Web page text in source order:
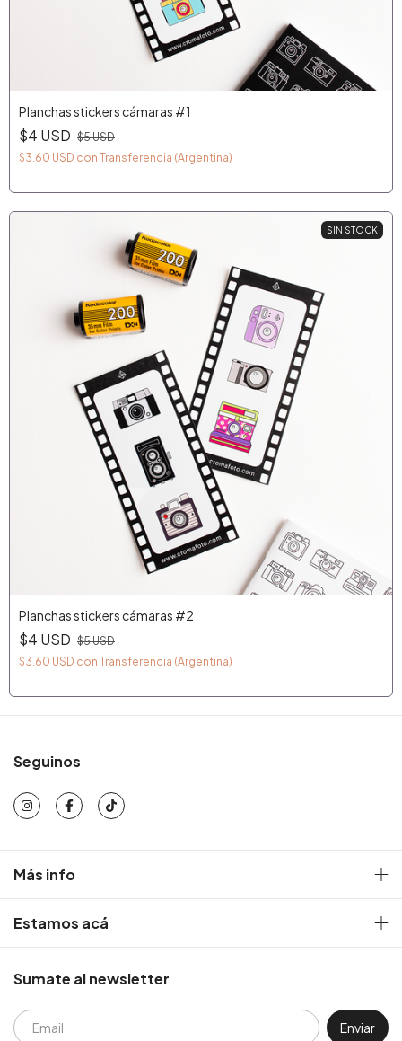
Planchas stickers cámaras #1
$4 USD $5 USD
$3.60 USD con Transferencia (Argentina)
SIN STOCK
Planchas stickers cámaras #2
$4 USD $5 USD
$3.60 USD con Transferencia (Argentina)
Seguinos
Más info
Estamos acá
Sumate al newsletter